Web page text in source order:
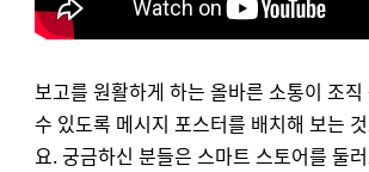
보고를 원활하게 하는 올바른 소통이 조
수 있도록 메시지 포스터를 배치해 보는
요. 궁금하신 분들은 스마트 스토어를 둘